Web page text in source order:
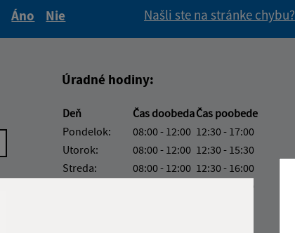
Áno
Nie
Našli ste na stránke chybu?
Úradné hodiny:
Deň Čas doobedaČas poobede
Pondelok:
08:00 - 12:00 12:30 - 17:00
Utorok:
08:00 - 12:00 12:30 - 15:30
Streda:
08:00 - 12:00 12:30 - 16:00
12:30 - 15:30